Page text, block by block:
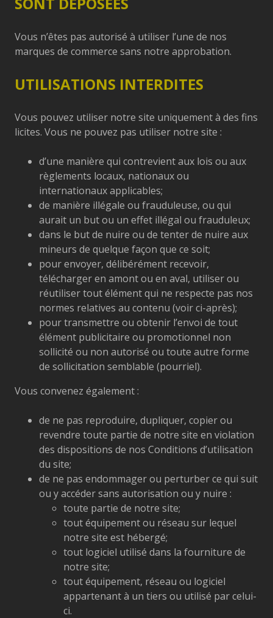
Vous n’êtes pas autorisé à utiliser l’une de nos
marques de commerce sans notre approbation.
UTILISATIONS INTERDITES
Vous pouvez utiliser notre site uniquement à des fins
licites. Vous ne pouvez pas utiliser notre site :
d’une manière qui contrevient aux lois ou aux
règlements locaux, nationaux ou
internationaux applicables;
de manière illégale ou frauduleuse, ou qui
aurait un but ou un effet illégal ou frauduleux;
dans le but de nuire ou de tenter de nuire aux
mineurs de quelque façon que ce soit;
pour envoyer, délibérément recevoir,
télécharger en amont ou en aval, utiliser ou
réutiliser tout élément qui ne respecte pas nos
normes relatives au contenu (voir ci-après);
pour transmettre ou obtenir l’envoi de tout
élément publicitaire ou promotionnel non
sollicité ou non autorisé ou toute autre forme
de sollicitation semblable (pourriel).
Vous convenez également :
de ne pas reproduire, dupliquer, copier ou
revendre toute partie de notre site en violation
des dispositions de nos Conditions d’utilisation
du site;
de ne pas endommager ou perturber ce qui suit
ou y accéder sans autorisation ou y nuire :
toute partie de notre site;
tout équipement ou réseau sur lequel
notre site est hébergé;
tout logiciel utilisé dans la fourniture de
notre site;
tout équipement, réseau ou logiciel
appartenant à un tiers ou utilisé par celui-
ci.